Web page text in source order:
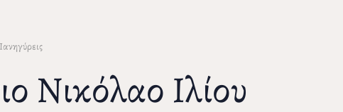
Νικόλαο Ιλίου